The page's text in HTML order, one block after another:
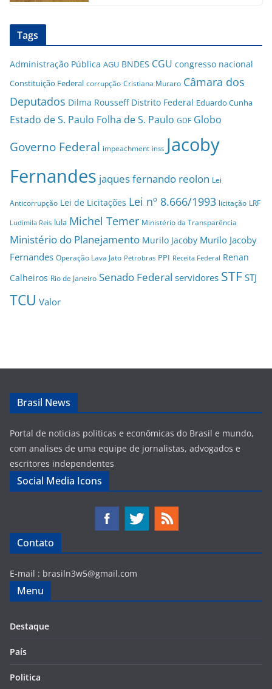
Tags
Administração Pública AGU BNDES CGU congresso nacional
Constituição Federal corrupção Cristiana Muraro Câmara dos
Deputados Dilma Rousseff Distrito Federal Eduardo Cunha
Estado de S. Paulo Folha de S. Paulo GDF Globo
Governo Federal impeachment inss Jacoby
Fernandes jaques fernando reolon Lei
Anticorrupção Lei de Licitações Lei nº 8.666/1993 licitação LRF
Ludimila Reis lula Michel Temer Ministério da Transparência
Ministério do Planejamento Murilo Jacoby Murilo Jacoby
Fernandes Operação Lava Jato Petrobras PPI Receita Federal Renan
Calheiros Rio de Janeiro Senado Federal servidores STF STJ
TCU Valor
Brasil News
Portal de noticias politicas e econômicas do Brasil e mundo,
com analises de uma equipe de jornalistas, advogados e
escritores independentes
Social Media Icons
Contato
E-mail : brasiln3w5@gmail.com
Menu
Destaque
País
Politica